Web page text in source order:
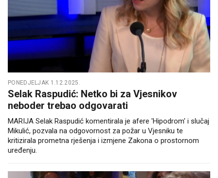
PONEDJELJAK 1.12.2025.
Selak Raspudić: Netko bi za Vjesnikov
neboder trebao odgovarati
MARIJA Selak Raspudić komentirala je afere 'Hipodrom' i slučaj
Mikulić, pozvala na odgovornost za požar u Vjesniku te
kritizirala prometna rješenja i izmjene Zakona o prostornom
uređenju.